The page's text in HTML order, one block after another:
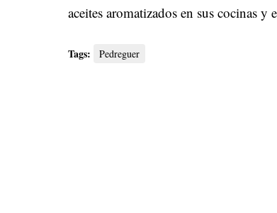
aceites aromatizados en sus cocinas
Tags: Pedreguer